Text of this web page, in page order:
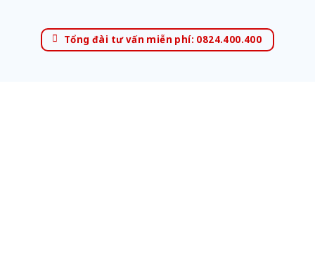
Tổng đài tư vấn miễn phí: 0824.400.400